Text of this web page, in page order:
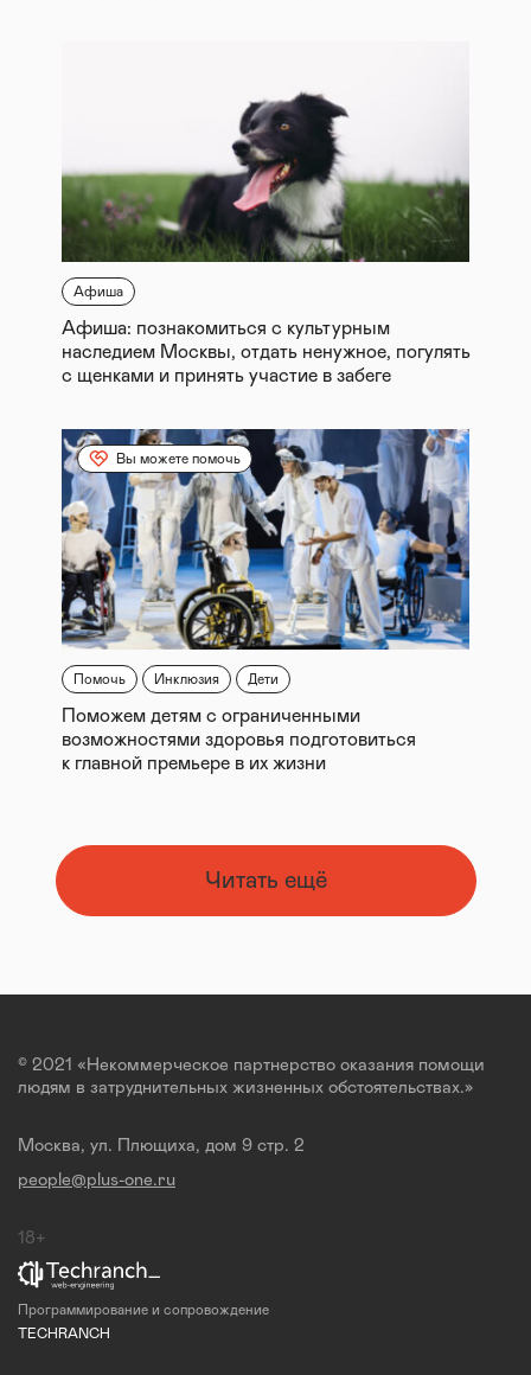
Афиша
Афиша: познакомиться с культурным
наследием Москвы, отдать ненужное, погулять
с щенками и принять участие в забеге
Вы можете помочь
Помочь Инклюзия Дети
Поможем детям с ограниченными
возможностями здоровья подготовиться
к главной премьере в их жизни
Читать ещё
© 2021 «Некоммерческое партнерство оказания помощи
людям в затруднительных жизненных обстоятельствах.»
Москва, ул. Плющиха, дом 9 стр. 2
people@plus-one.ru
18+
Программирование и сопровождение
TECHRANCH